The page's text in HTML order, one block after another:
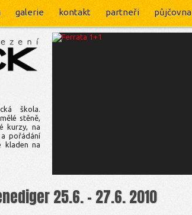
galerie kontakt partneři půjčovna
škola.
stěně,
kurzy, na
pořádání
kladen na
25.6. - 27.6. 2010